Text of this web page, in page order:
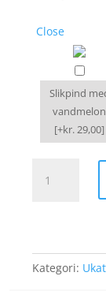
Close
Slikpind
vandmelon
[+kr. 29,00]
glad
Kategori: